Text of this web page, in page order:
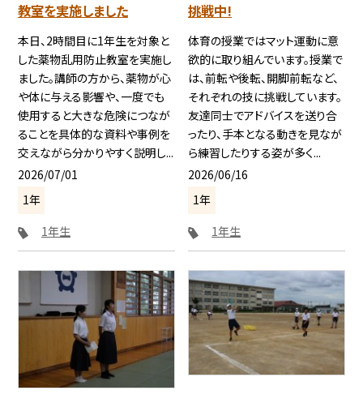
教室を実施しました
本日、2時間目に1年生を対象と
した薬物乱用防止教室を実施し
ました。講師の方から、薬物が心
や体に与える影響や、一度でも
使用すると大きな危険につなが
ることを具体的な資料や事例を
交えながら分かりやすく説明し...
2026/07/01
1年
1年生
挑戦中!
体育の授業ではマット運動に意
欲的に取り組んでいます。授業で
は、前転や後転、開脚前転など、
それぞれの技に挑戦しています。
友達同士でアドバイスを送り合
ったり、手本となる動きを見なが
ら練習したりする姿が多く...
2026/06/16
1年
1年生